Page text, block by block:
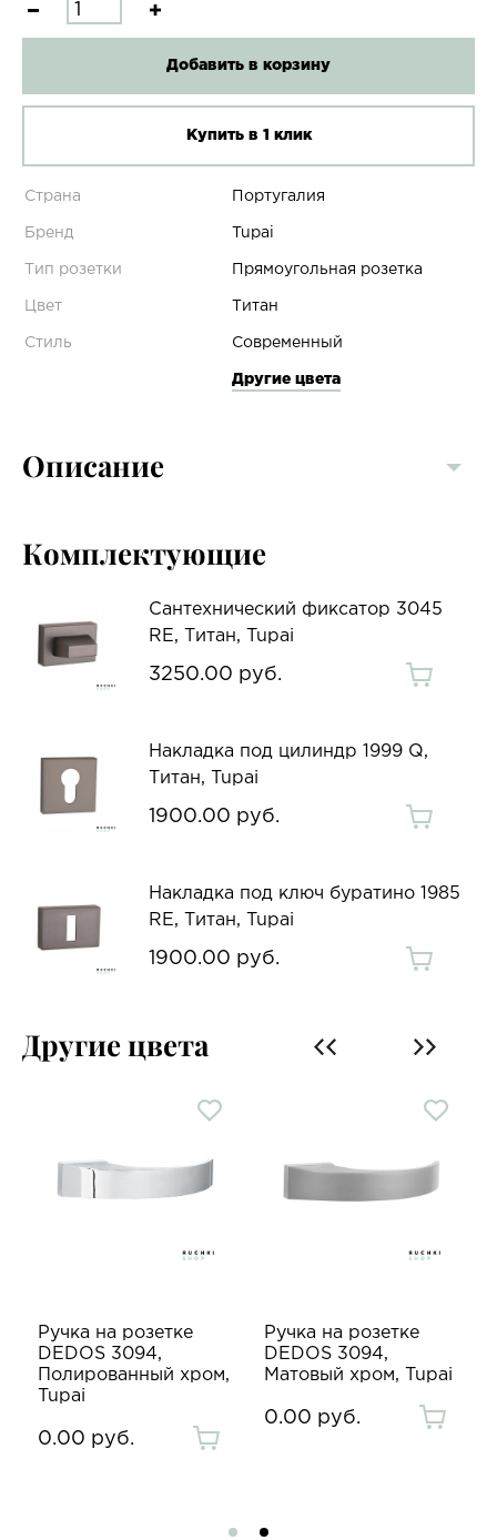
Добавить в корзину
Купить в 1 клик
Страна Португалия
Бренд Tupai
Тип розетки Прямоугольная розетка
Цвет Титан
Стиль Современный
Другие цвета
Описание
Комплектующие
Сантехнический фиксатор 3045
RE, Титан, Tupai
3250.00 руб.
Накладка под цилиндр 1999 Q,
Титан, Tupai
1900.00 руб.
Накладка под ключ буратино 1985
RE, Титан, Tupai
1900.00 руб.
Другие цвета
Ручка на розетке
DEDOS 3094,
Полированный хром,
Tupai
0.00 руб.
Ручка на розетке
DEDOS 3094,
Матовый хром, Tupai
0.00 руб.